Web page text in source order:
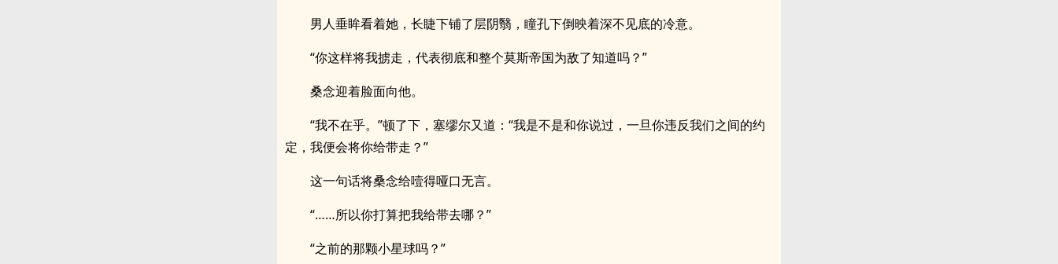
男人垂眸看着她，长睫下铺了层阴翳，瞳孔下倒映着深不见底的冷意。
“你这样将我掳走，代表彻底和整个莫斯帝国为敌了知道吗？”
桑念迎着脸面向他。
“我不在乎。”顿了下，塞缪尔又道：“我是不是和你说过，一旦你违反我们之间的约
定，我便会将你给带走？”
这一句话将桑念给噎得哑口无言。
“……所以你打算把我给带去哪？”
“之前的那颗小星球吗？”